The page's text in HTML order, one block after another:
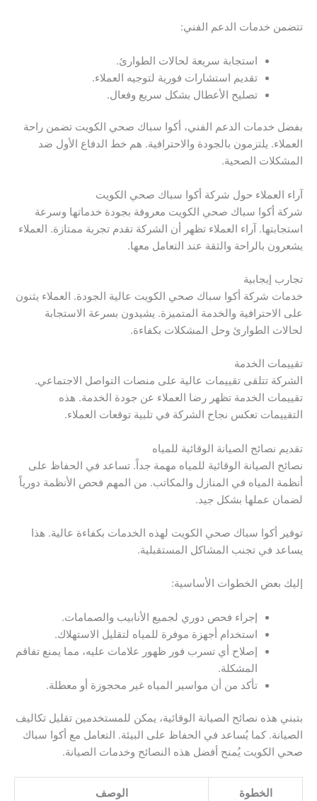
تتضمن خدمات الدعم الفني:
استجابة سريعة لحالات الطوارئ.
تقديم استشارات فورية لتوجيه العملاء.
تصليح الأعطال بشكل سريع وفعال.
بفضل خدمات الدعم الفني، أكوا سباك صحي الكويت تضمن راحة
العملاء. يلتزمون بالجودة والاحترافية. هم خط الدفاع الأول ضد
المشكلات الصحية.
آراء العملاء حول شركة أكوا سباك صحي الكويت
شركة أكوا سباك صحي الكويت معروفة بجودة خدماتها وسرعة
استجابتها. آراء العملاء تظهر أن الشركة تقدم تجربة ممتازة. العملاء
يشعرون بالراحة والثقة عند التعامل معها.
تجارب إيجابية
خدمات شركة أكوا سباك صحي الكويت عالية الجودة. العملاء يثنون
على الاحترافية والخدمة المتميزة. يشيدون بسرعة الاستجابة
لحالات الطوارئ وحل المشكلات بكفاءة.
تقييمات الخدمة
الشركة تتلقى تقييمات عالية على منصات التواصل الاجتماعي.
تقييمات الخدمة تظهر رضا العملاء عن جودة الخدمة. هذه
التقييمات تعكس نجاح الشركة في تلبية توقعات العملاء.
تقديم نصائح الصيانة الوقائية للمياه
نصائح الصيانة الوقائية للمياه مهمة جداً. تساعد في الحفاظ على
أنظمة المياه في المنازل والمكاتب. من المهم فحص الأنظمة دورياً
لضمان عملها بشكل جيد.
توفير أكوا سباك صحي الكويت لهذه الخدمات بكفاءة عالية. هذا
يساعد في تجنب المشاكل المستقبلية.
إليك بعض الخطوات الأساسية:
إجراء فحص دوري لجميع الأنابيب والصمامات.
استخدام أجهزة موفرة للمياه لتقليل الاستهلاك.
إصلاح أي تسرب فور ظهور علامات عليه، مما يمنع تفاقم
المشكلة.
تأكد من أن مواسير المياه غير محجوزة أو معطلة.
بتبني هذه نصائح الصيانة الوقائية، يمكن للمستخدمين تقليل تكاليف
الصيانة. كما يُساعد في الحفاظ على البيئة. التعامل مع أكوا سباك
صحي الكويت يُمنح أفضل هذه النصائح وخدمات الصيانة.
الخطوة الوصف